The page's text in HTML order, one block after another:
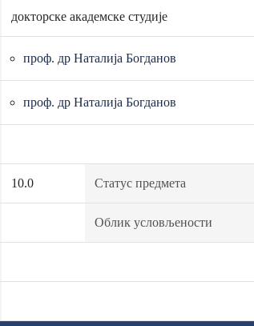
докторске академске студије
проф. др Наталија Богданов
проф. др Наталија Богданов
10.0 Статус предмета
Облик условљености